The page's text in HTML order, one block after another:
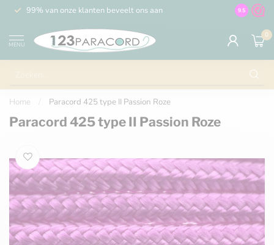
99% van onze klanten beveelt ons aan 100% de
9.5
MENU
0
Home Paracord 425 type II Passion Roze
Paracord 425 type II Passion Roze